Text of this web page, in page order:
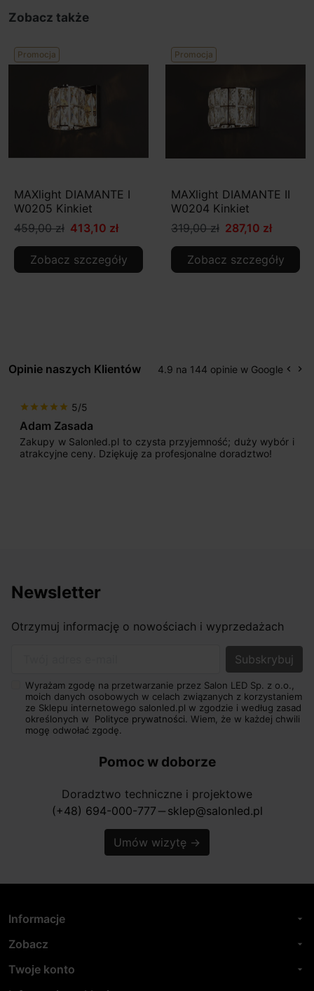
Zobacz także
Promocja
MAXlight DIAMANTE I
W0205 Kinkiet
459,00 zł 413,10 zł
Zobacz szczegóły
Promocja
MAXlight DIAMANTE II
W0204 Kinkiet
319,00 zł 287,10 zł
Zobacz szczegóły
Opinie naszych Klientów 4.9 na 144 opinie w Google keyboard_arrow_left keyboard_arrow_right
star star star star star 5/5
Adam Zasada
Zakupy w Salonled.pl to czysta przyjemność; duży wybór i
atrakcyjne ceny. Dziękuję za profesjonalne doradztwo!
Newsletter
Otrzymuj informację o nowościach i wyprzedażach
Wyrażam zgodę na przetwarzanie przez Salon LED Sp. z o.o.,
moich danych osobowych w celach związanych z korzystaniem
ze Sklepu internetowego salonled.pl w zgodzie i według zasad
określonych w Polityce prywatności. Wiem, że w każdej chwili
mogę odwołać zgodę.
Pomoc w doborze
Doradztwo techniczne i projektowe
(+48) 694-000-777 horizontal_rule sklep@salonled.pl
Umów wizytę →
Informacje arrow_drop_down
Zobacz arrow_drop_down
Twoje konto arrow_drop_down